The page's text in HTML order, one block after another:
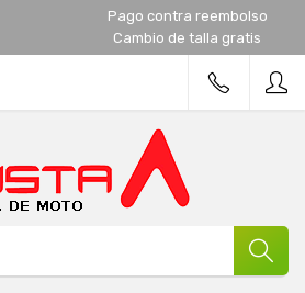
Pago contra reembolso
Cambio de talla gratis